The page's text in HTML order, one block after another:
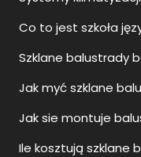
Co to jest szkoła
Szklane balustrady
Jak myć szklane
Jak sie montuje
Ile kosztują szklane